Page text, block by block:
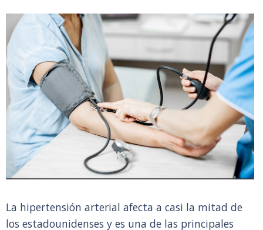
La hipertensión arterial afecta a casi la mitad de
los estadounidenses y es una de las principales